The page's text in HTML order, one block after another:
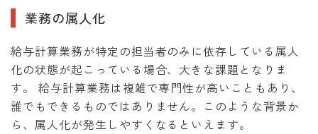
業務の属人化
給与計算業務が特定の担当者のみに依存している属人
化の状態が起こっている場合、大きな課題となりま
す。 給与計算業務は複雑で専門性が高いこともあり、
誰でもできるものではありません。このような背景か
ら、属人化が発生しやすくなるといえます。